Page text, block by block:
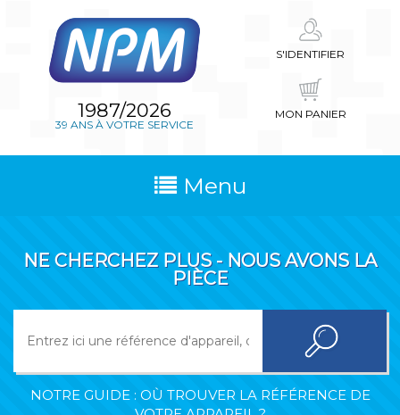
1987/2026
39 ANS À VOTRE SERVICE
S'IDENTIFIER
MON PANIER
Menu
NE CHERCHEZ PLUS - NOUS AVONS LA
PIÈCE
NOTRE GUIDE : OÙ TROUVER LA RÉFÉRENCE DE